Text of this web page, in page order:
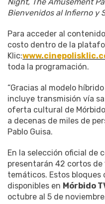
Bienvenidos al Infierno y
Para acceder al
costo dentro de la
Klic:
toda la programación.
“Gracias al modelo
incluye transmisión vía
oferta cultural de
a decenas de miles de
Pablo Guisa.
En la selección oficial de
presentarán 42 cortos de
temáticos. Estos
disponibles en Mórbido
octubre al 5 de